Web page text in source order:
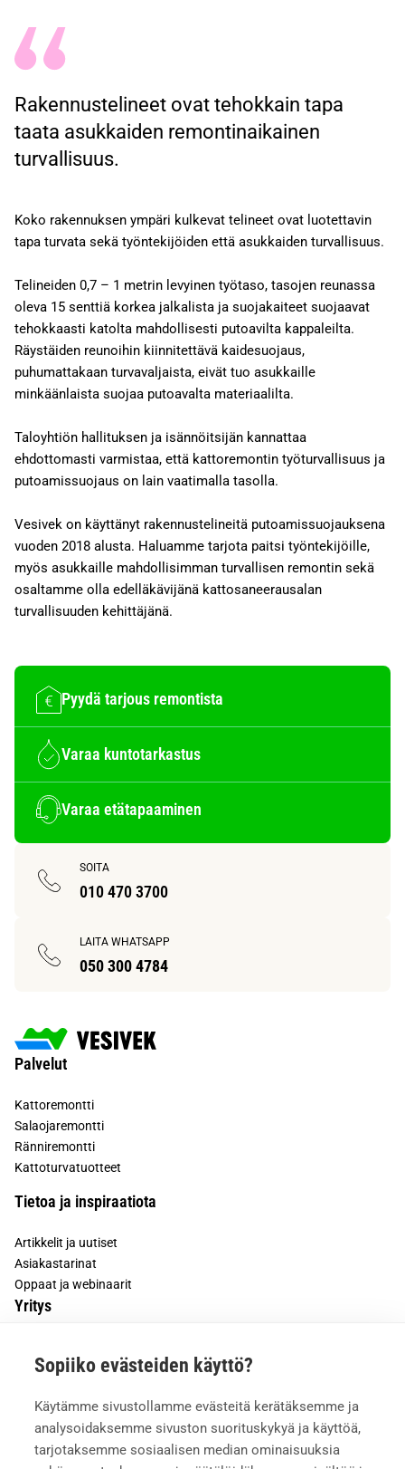
Sopiiko evästeiden käyttö?
Käytämme sivustollamme evästeitä kerätäksemme ja
analysoidaksemme sivuston suorituskykyä ja käyttöä,
tarjotaksemme sosiaalisen median ominaisuuksia
Rakennustelineet ovat tehokkain tapa
taata asukkaiden remontinaikainen
turvallisuus.
Koko rakennuksen ympäri kulkevat telineet ovat luotettavin
tapa turvata sekä työntekijöiden että asukkaiden turvallisuus.
Telineiden 0,7 – 1 metrin levyinen työtaso, tasojen reunassa
oleva 15 senttiä korkea jalkalista ja suojakaiteet suojaavat
tehokkaasti katolta mahdollisesti putoavilta kappaleilta.
Räystäiden reunoihin kiinnitettävä kaidesuojaus,
puhumattakaan turvavaljaista, eivät tuo asukkaille
minkäänlaista suojaa putoavalta materiaalilta.
Taloyhtiön hallituksen ja isännöitsijän kannattaa
ehdottomasti varmistaa, että kattoremontin työturvallisuus ja
putoamissuojaus on lain vaatimalla tasolla.
Vesivek on käyttänyt rakennustelineitä putoamissuojauksena
vuoden 2018 alusta. Haluamme tarjota paitsi työntekijöille,
myös asukkaille mahdollisimman turvallisen remontin sekä
osaltamme olla edelläkävijänä kattosaneerausalan
turvallisuuden kehittäjänä.
Pyydä tarjous remontista
Varaa kuntotarkastus
Varaa etätapaaminen
SOITA
010 470 3700
LAITA WHATSAPP
050 300 4784
Palvelut
Kattoremontti
Salaojaremontti
Ränniremontti
Kattoturvatuotteet
Tietoa ja inspiraatiota
Artikkelit ja uutiset
Asiakastarinat
Oppaat ja webinaarit
Yritys
Asiakkaiden kokemuksia
Yhteystiedot
Mediapankki